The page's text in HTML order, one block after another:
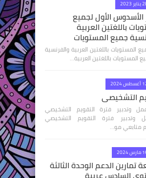
2023
الأسدوس الأول لجميع
باللغتين العربية
جميع المستويات
المستويات باللغتين العربية والفرنسية
المستويات باللغتين العربية…
2024
التشخيصي
وتدبير فترة التقويم التشخيصي
عمل وتدبير فترة التقويم التشخيصي
2024
تمارين الدعم الوحدة الثالثة